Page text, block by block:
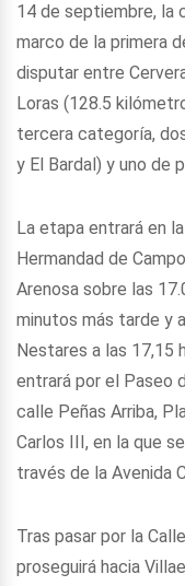
14 de septiembre, la
marco de la primera
disputar entre
Loras (128.5
tercera categoría,
y El Bardal) y uno de
La etapa entrará en
Hermandad de
Arenosa sobre las
minutos más tarde y
Nestares a las 17,15
entrará por el Paseo
calle Peñas Arriba,
Carlos III, en la que
través de la Avenida
Tras pasar por la
proseguirá hacia